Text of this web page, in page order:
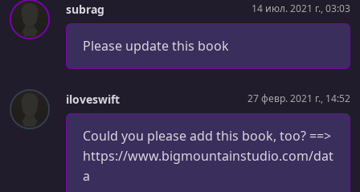
subrag 14 июл. 2021 г., 03:03
Please update this book
iloveswift 27 февр. 2021 г., 14:52
Could you please add this book, too? ==>
https://www.bigmountainstudio.com/dat
a